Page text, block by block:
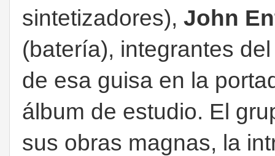
sintetizadores), John
(batería), integrantes
de esa guisa en la
álbum de estudio. El
sus obras magnas, la